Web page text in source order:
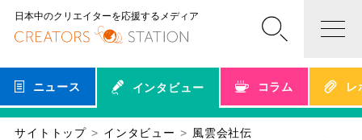
日本中のクリエイターを応援するメディア
ニュース インタビュー コラム レ
サイトトップ インタビュー
風雲会社伝